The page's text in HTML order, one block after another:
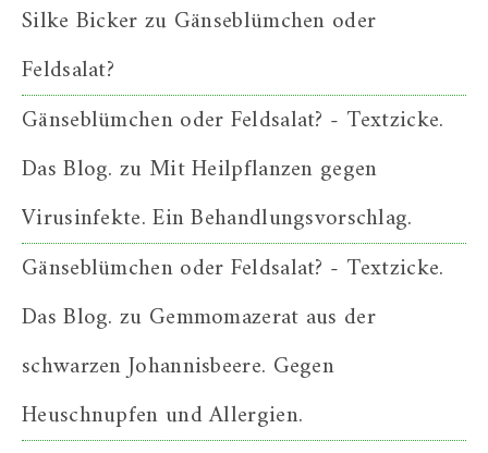
Silke Bickerzu Gänseblümchen oder
Feldsalat?
Gänseblümchen oder Feldsalat? - Textzicke.
Das Blog. zu Mit Heilpflanzen gegen
Virusinfekte. Ein Behandlungsvorschlag.
Gänseblümchen oder Feldsalat? - Textzicke.
Das Blog. zu Gemmomazerat aus der
schwarzen Johannisbeere. Gegen
Heuschnupfen und Allergien.